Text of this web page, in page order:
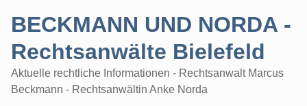
BECKMANN UND NORDA -
Rechtsanwälte Bielefeld
Aktuelle rechtliche Informationen - Rechtsanwalt Marcus
Beckmann - Rechtsanwältin Anke Norda